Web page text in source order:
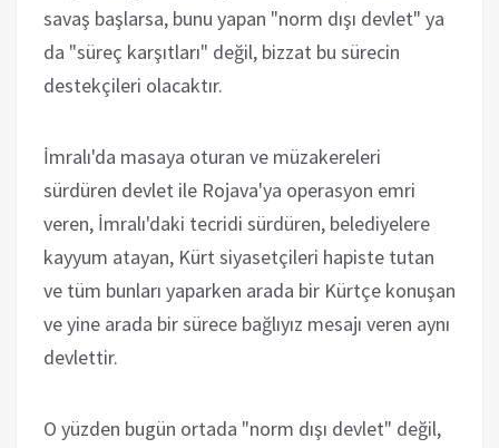
savaş başlarsa, bunu yapan "norm dışı devlet" ya
da "süreç karşıtları" değil, bizzat bu sürecin
destekçileri olacaktır.
İmralı'da masaya oturan ve müzakereleri
sürdüren devlet ile Rojava'ya operasyon emri
veren, İmralı'daki tecridi sürdüren, belediyelere
kayyum atayan, Kürt siyasetçileri hapiste tutan
ve tüm bunları yaparken arada bir Kürtçe konuşan
ve yine arada bir sürece bağlıyız mesajı veren aynı
devlettir.
O yüzden bugün ortada "norm dışı devlet" değil,